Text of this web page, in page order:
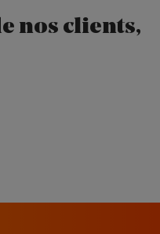
nos clients,